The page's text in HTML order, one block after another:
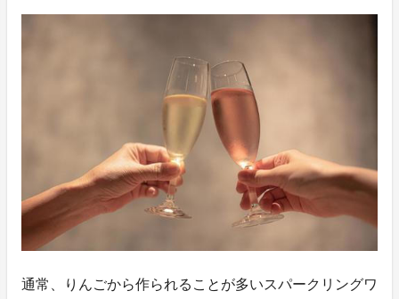
通常、りんごから作られることが多いスパークリングワ